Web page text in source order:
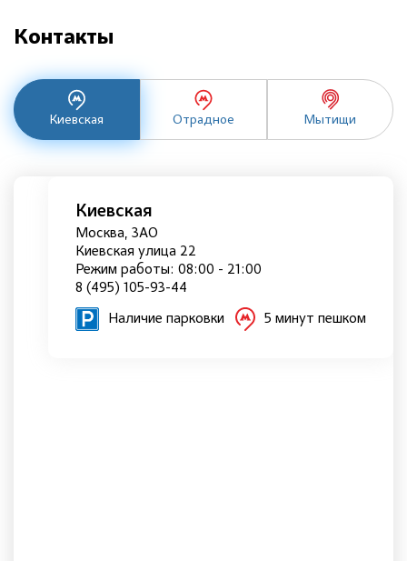
Контакты
Киевская Отрадное Мытищи
Киевская
Москва, ЗАО
Киевская улица 22
Режим работы: 08:00 - 21:00
8 (495) 105-93-44
Наличие парковки 5 минут пешком